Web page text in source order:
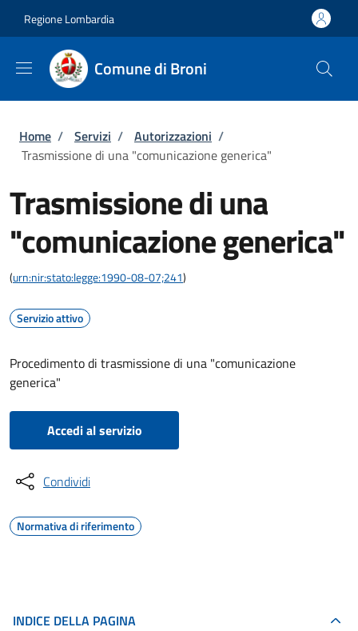
Regione Lombardia
Comune di Broni
Briciole di pane
Home / Servizi / Autorizzazioni /
Trasmissione di una "comunicazione generica"
Trasmissione di una
"comunicazione generica"
(urn:nir:stato:legge:1990-08-07;241)
Servizio attivo
Procedimento di trasmissione di una "comunicazione
generica"
Accedi al servizio
Condividi
Normativa di riferimento
INDICE DELLA PAGINA